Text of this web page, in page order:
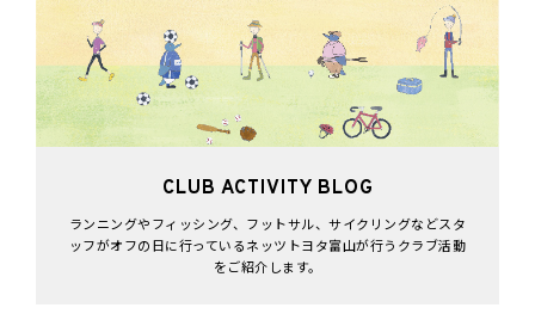
CLUB ACTIVITY BLOG
ランニングやフィッシング、フットサル、サイクリングなどスタ
ッフがオフの日に行っているネッツトヨタ富山が行うクラブ活動
をご紹介します。